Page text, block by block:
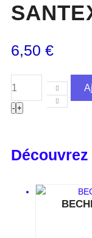
6,50 €
- +